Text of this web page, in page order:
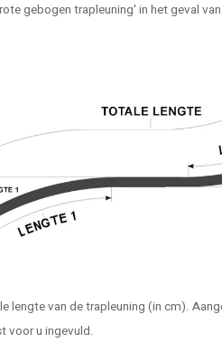
gebogen trapleuning' in het geval
lengte van de trapleuning (in cm).
voor u ingevuld.